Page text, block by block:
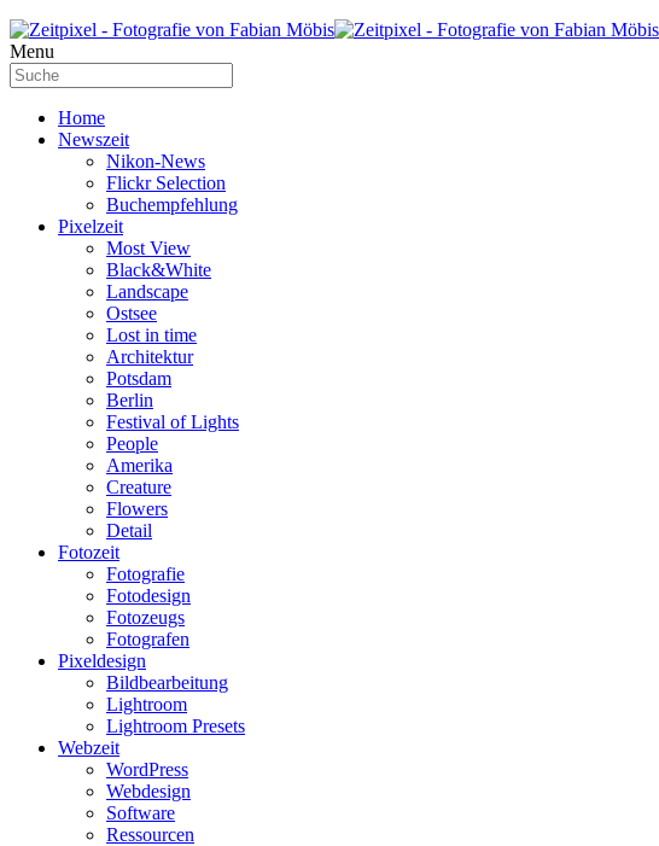
Menu
Home
Newszeit
Nikon-News
Flickr Selection
Buchempfehlung
Pixelzeit
Most View
Black&White
Landscape
Ostsee
Lost in time
Architektur
Potsdam
Berlin
Festival of Lights
People
Amerika
Creature
Flowers
Detail
Fotozeit
Fotografie
Fotodesign
Fotozeugs
Fotografen
Pixeldesign
Bildbearbeitung
Lightroom
Lightroom Presets
Webzeit
WordPress
Webdesign
Software
Ressourcen